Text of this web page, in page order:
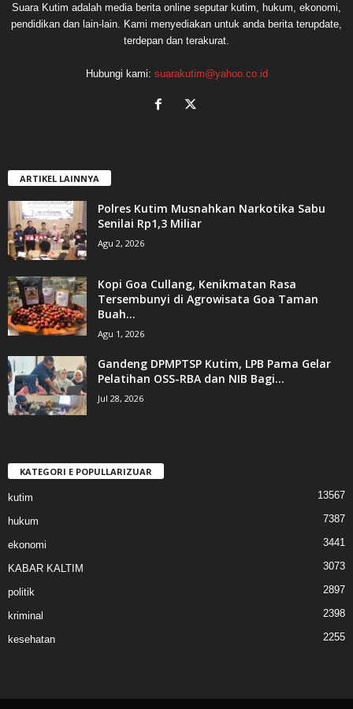
Suara Kutim adalah media berita online seputar kutim, hukum, ekonomi,
pendidikan dan lain-lain. Kami menyediakan untuk anda berita terupdate,
terdepan dan terakurat.
Hubungi kami: suarakutim@yahoo.co.id
ARTIKEL LAINNYA
Polres Kutim Musnahkan Narkotika Sabu
Senilai Rp1,3 Miliar
Agu 2, 2026
Kopi Goa Cullang, Kenikmatan Rasa
Tersembunyi di Agrowisata Goa Taman
Buah...
Agu 1, 2026
Gandeng DPMPTSP Kutim, LPB Pama Gelar
Pelatihan OSS-RBA dan NIB Bagi...
Jul 28, 2026
KATEGORI E POPULLARIZUAR
kutim 13567
hukum 7387
ekonomi 3441
KABAR KALTIM 3073
politik 2897
kriminal 2398
kesehatan 2255